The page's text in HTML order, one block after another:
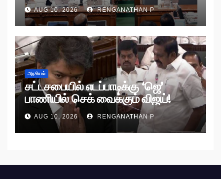
AUG 10, 2026 RENGANATHAN P
அரசியல்
சட்டசபையில் எடப்பாடிக்கு ‘ஜெ’
பாணியில் செக் வைக்கும் விஜய்!
AUG 10, 2026 RENGANATHAN P